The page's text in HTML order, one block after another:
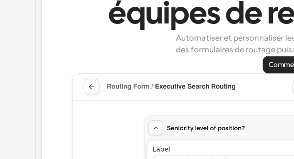
équipes de
Automatiser et personnaliser
des formulaires de routage